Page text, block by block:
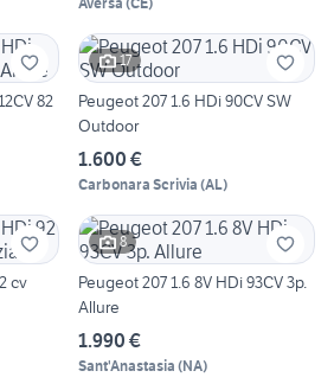
82
17
Peugeot 207 1.6 HDi 90CV SW
Outdoor
1.600 €
Carbonara Scrivia (AL)
cv
8
Peugeot 207 1.6 8V HDi 93CV 3p.
Allure
1.990 €
Sant'Anastasia (NA)